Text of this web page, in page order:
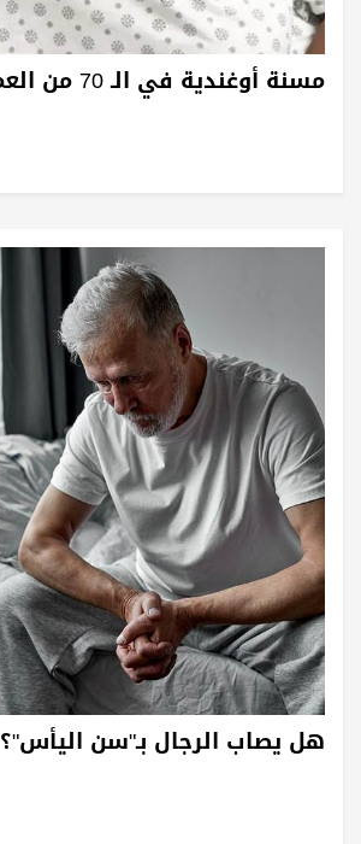
مسنة أوغندية في الـ 70 من العمر تنجب توأماً
هل يصاب الرجال بـ"سن اليأس"؟